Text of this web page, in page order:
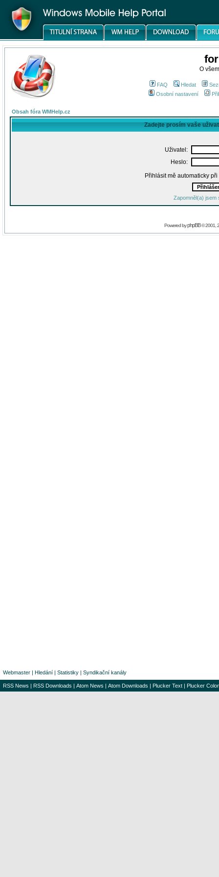
O
FAQ Hledat
Osobní nastavení
Obsah fóra WMHelp.cz
Zadejte prosím vaše
Uživatel:
Heslo:
Přihlásit mě automaticky
Zapomněl(a) jsem
Powered byphpBB© 2001,
Webmaster | Hledání | Statistiky | Syndikační kanály
RSS News | RSS Downloads | Atom News | Atom Downloads | Plucker Text | Plucker Color